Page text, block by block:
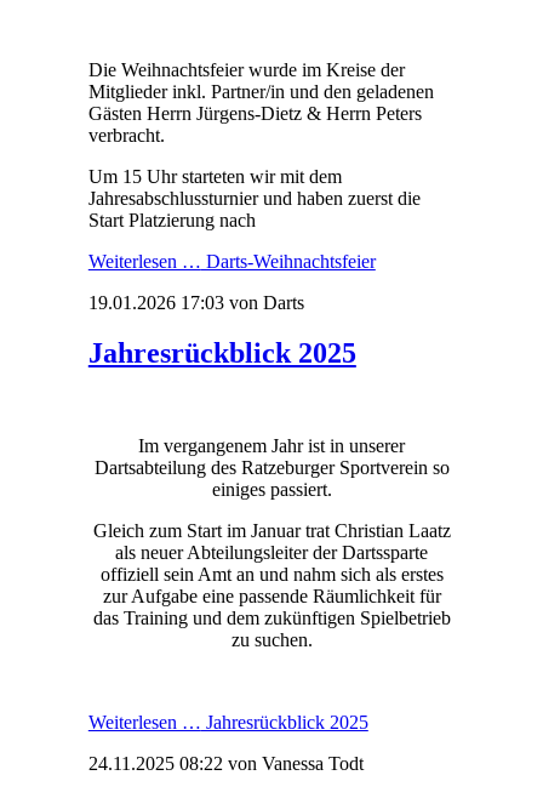
Die Weihnachtsfeier wurde im Kreise der
Mitglieder inkl. Partner/in und den geladenen
Gästen Herrn Jürgens-Dietz & Herrn Peters
verbracht.
Um 15 Uhr starteten wir mit dem
Jahresabschlussturnier und haben zuerst die
Start Platzierung nach
Weiterlesen … Darts-Weihnachtsfeier
19.01.2026 17:03von Darts
Jahresrückblick 2025
Im vergangenem Jahr ist in unserer
Dartsabteilung des Ratzeburger Sportverein so
einiges passiert.
Gleich zum Start im Januar trat Christian Laatz
als neuer Abteilungsleiter der Dartssparte
offiziell sein Amt an und nahm sich als erstes
zur Aufgabe eine passende Räumlichkeit für
das Training und dem zukünftigen Spielbetrieb
zu suchen.
Weiterlesen … Jahresrückblick 2025
24.11.2025 08:22 von Vanessa Todt